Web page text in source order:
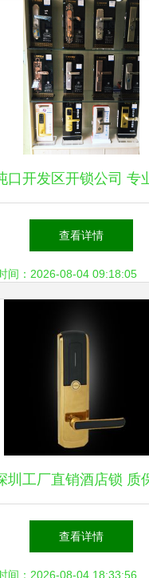
口开发区开锁公司 专
销售与维修服务，信赖
查看详情
间：2026-08-04 09:18:05
圳工厂直销酒店锁 质
年，终身维护的品质之
查看详情
间：2026-08-04 18:33:56